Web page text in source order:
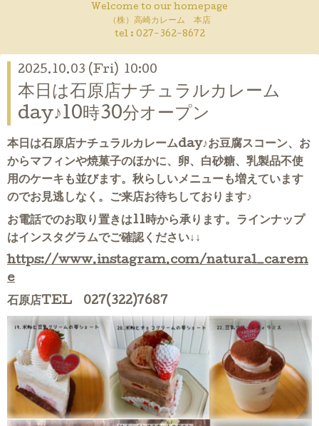
Welcome to our homepage
（株）高崎カレーム 本店
tel : 027-362-8672
2025.10.03 (Fri) 10:00
本日は石原店ナチュラルカレーム
day♪10時30分オープン
本日は石原店ナチュラルカレームday♪お豆腐スコーン、お
からマフィンや焼菓子のほかに、卵、白砂糖、乳製品不使
用のケーキも並びます。秋らしいメニューも増えています
のでお見逃しなく。ご来店お待ちしております♪
お電話でのお取り置きは11時から承ります。ラインナップ
はインスタグラムでご確認ください↓↓
https://www.instagram.com/natural_carem
e
石原店TEL 027(322)7687